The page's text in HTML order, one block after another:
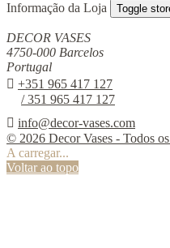
Informação da Loja Toggle
DECOR VASES
4750-000 Barcelos
Portugal
 +351 965 417 127
/ 351 965 417 127
 info@decor-vases.com
© 2026 Decor Vases - Todos
A carregar...
Voltar ao topo